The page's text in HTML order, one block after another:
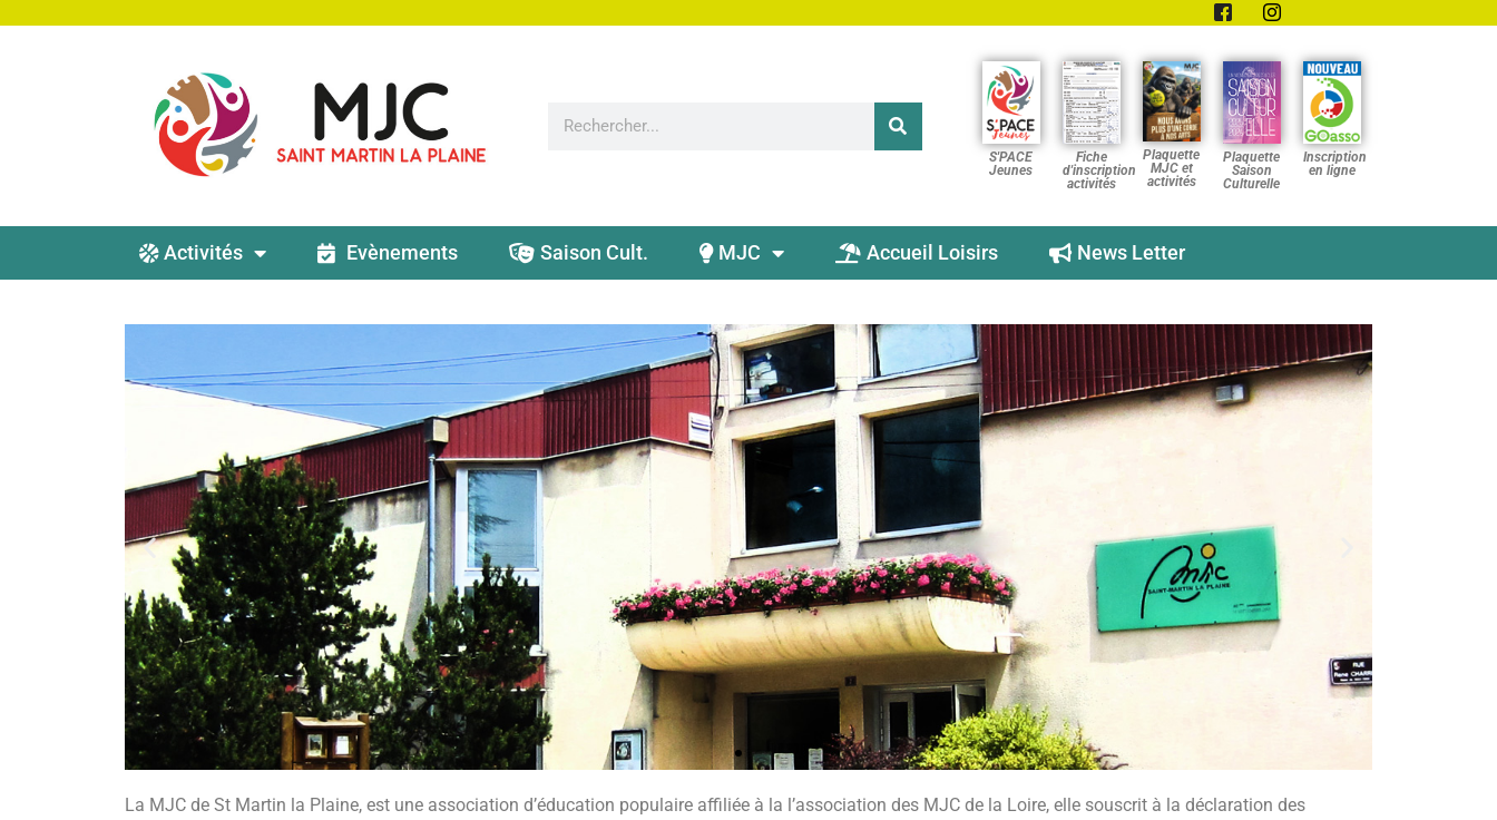
S'PACE
Jeunes
Fiche
d'inscription
activités
Plaquette
MJC et
activités
Plaquette
Saison
Culturelle
Inscription
en ligne
Activités Evènements Saison Cult. MJC Accueil Loisirs News Letter
La MJC de St Martin la Plaine, est une association d’éducation populaire affiliée à la l’association des MJC de la Loire, elle souscrit à la déclaration des